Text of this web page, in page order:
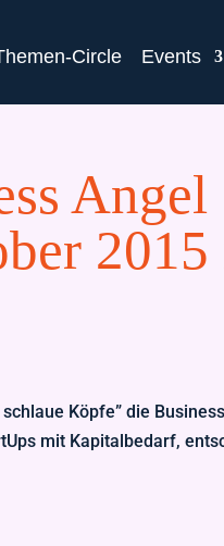
Circle Events
Angel
2015
Köpfe” die
mit Kapitalbedarf,